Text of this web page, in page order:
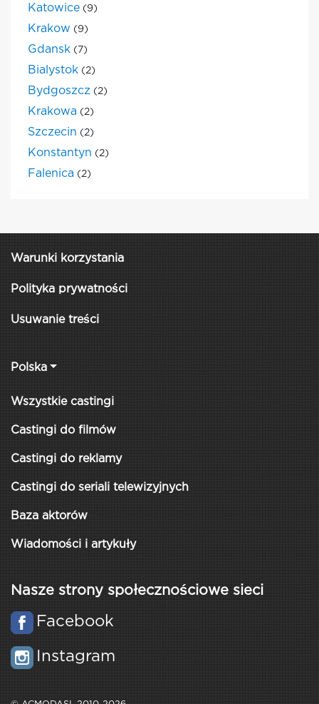
Katowice (9)
Krakow (9)
Gdansk (7)
Bialystok (2)
Bydgoszcz (2)
Krakowa (2)
Szczecin (2)
Konstantyn (2)
Falenica (2)
Warunki korzystania
Polityka prywatności
Usuwanie treści
Polska
Wszystkie castingi
Castingi do filmów
Castingi do reklamy
Castingi do seriali telewizyjnych
Baza aktorów
Wiadomości i artykuły
Nasze strony społecznościowe sieci
Facebook
Instagram